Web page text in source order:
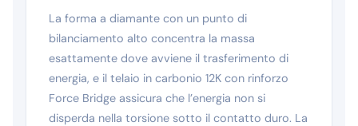
La forma a diamante con un punto di
bilanciamento alto concentra la massa
esattamente dove avviene il trasferimento di
energia, e il telaio in carbonio 12K con rinforzo
Force Bridge assicura che l’energia non si
disperda nella torsione sotto il contatto duro. La